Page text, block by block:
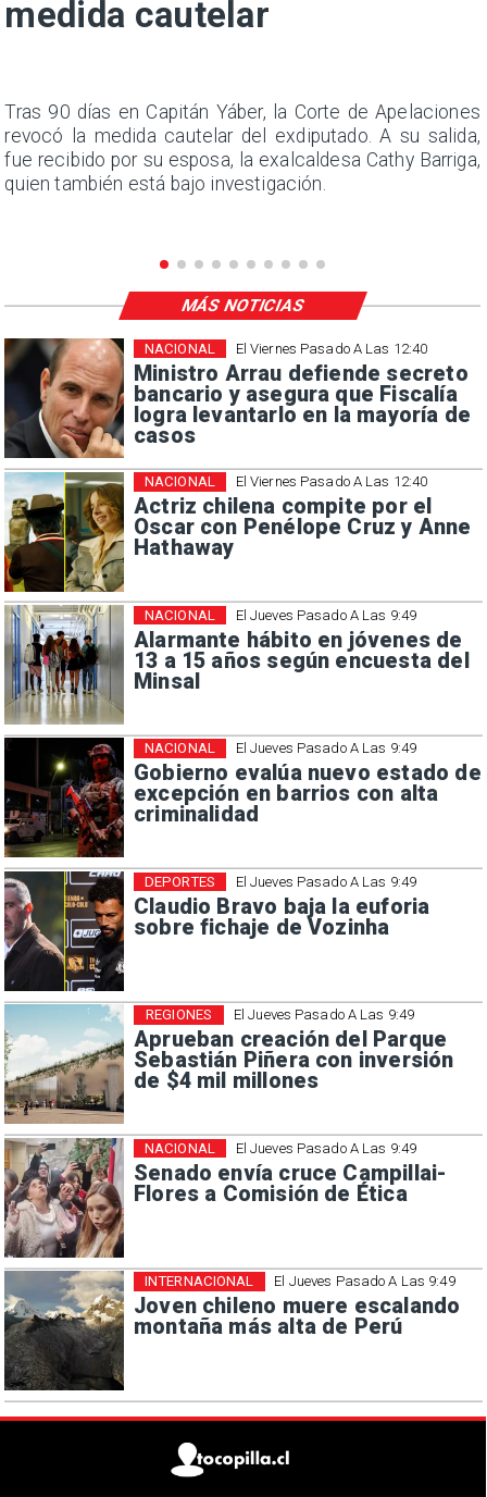
medida cautelar
Tras 90 días en Capitán Yáber, la Corte de Apelaciones
revocó la medida cautelar del exdiputado. A su salida,
fue recibido por su esposa, la exalcaldesa Cathy Barriga,
quien también está bajo investigación.
El Viernes Pasado A Las 12:40
Ministro Arrau defiende secreto
bancario y asegura que Fiscalía
logra levantarlo en la mayoría de
casos
NACIONAL
El Viernes Pasado A Las 12:40
Actriz chilena compite por el
Oscar con Penélope Cruz y Anne
Hathaway
NACIONAL
El Jueves Pasado A Las 9:49
Alarmante hábito en jóvenes de
13 a 15 años según encuesta del
Minsal
NACIONAL
El Jueves Pasado A Las 9:49
Gobierno evalúa nuevo estado de
excepción en barrios con alta
criminalidad
NACIONAL
El Jueves Pasado A Las 9:49
Claudio Bravo baja la euforia
sobre fichaje de Vozinha
DEPORTES
El Jueves Pasado A Las 9:49
Aprueban creación del Parque
Sebastián Piñera con inversión
de $4 mil millones
REGIONES
El Jueves Pasado A Las 9:49
Senado envía cruce Campillai-
Flores a Comisión de Ética
NACIONAL
El Jueves Pasado A Las 9:49
Joven chileno muere escalando
montaña más alta de Perú
INTERNACIONAL
MÁS NOTICIAS